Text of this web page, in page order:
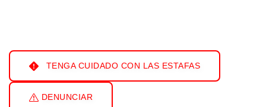
TENGA CUIDADO CON LAS ESTAFAS
DENUNCIAR